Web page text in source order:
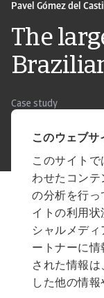
このウェブサ
このサイト
わせたコンテ
の分析を行っ
イトの利用状
シャルメデ
ートナーに
された情報
した他の情
Case study
The
Pavel Gómez del
ツール
戦略的成
世界中のさ
うリスクを